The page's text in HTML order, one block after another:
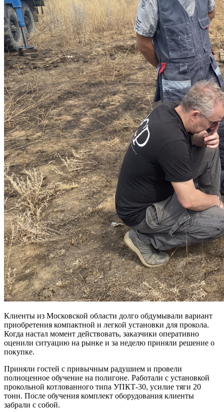
Клиенты из Московской области долго обдумывали вариант
приобретения компактной и легкой установки для прокола.
Когда настал момент действовать, заказчики оперативно
оценили ситуацию на рынке и за неделю приняли решение о
покупке.
Приняли гостей с привычным радушием и провели
полноценное обучение на полигоне. Работали с установкой
прокольной котлованного типа УПКТ-30, усилие тяги 20
тонн. После обучения комплект оборудования клиенты
забрали с собой.